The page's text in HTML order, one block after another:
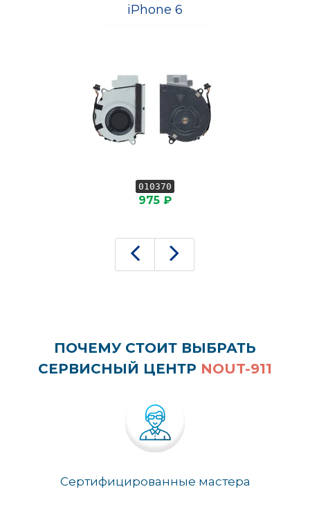
iPhone 6
010370
975 ₽
ПОЧЕМУ СТОИТ ВЫБРАТЬ
СЕРВИСНЫЙ ЦЕНТР NOUT-911
Сертифицированные мастера